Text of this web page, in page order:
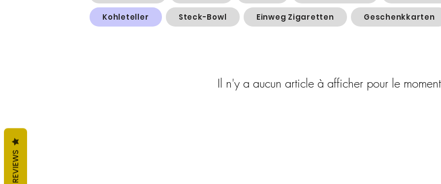
Kohleteller Steck-Bowl Einweg Zigaretten Geschenkkarten
Il n'y a aucun article à afficher pour le
REVIEWS